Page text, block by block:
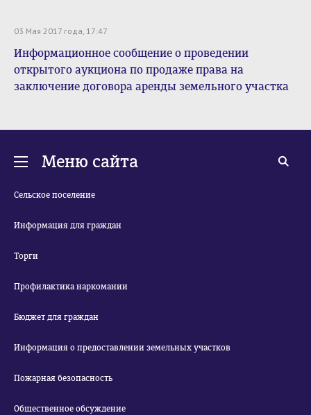
03 Мая 2017 года, 17:47
Информационное сообщение о проведении
открытого аукциона по продаже права на
заключение договора аренды земельного участка
Меню сайта
Сельское поселение
Информация для граждан
Торги
Профилактика наркомании
Бюджет для граждан
Информация о предоставлении земельных участков
Пожарная безопасность
Общественное обсуждение